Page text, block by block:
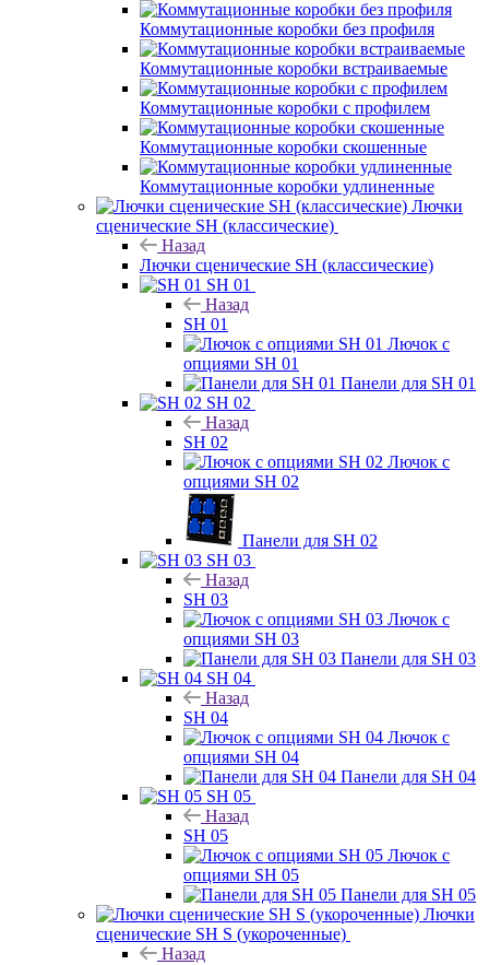
Коммутационные коробки без профиля
Коммутационные коробки встраиваемые
Коммутационные коробки с профилем
Коммутационные коробки скошенные
Коммутационные коробки удлиненные
Лючки
сценические SH (классические)
Назад
Лючки сценические SH (классические)
SH 01
Назад
SH 01
Лючок с
опциями SH 01
Панели для SH 01
SH 02
Назад
SH 02
Лючок с
опциями SH 02
Панели для SH 02
SH 03
Назад
SH 03
Лючок с
опциями SH 03
Панели для SH 03
SH 04
Назад
SH 04
Лючок с
опциями SH 04
Панели для SH 04
SH 05
Назад
SH 05
Лючок с
опциями SH 05
Панели для SH 05
Лючки
сценические SH S (укороченные)
Назад